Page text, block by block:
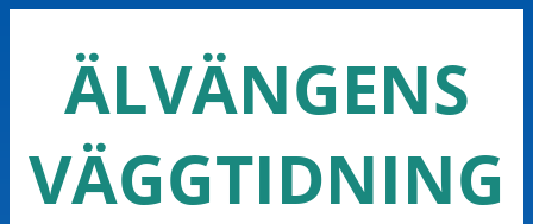
ÄLVÄNGENS
VÄGGTIDNING